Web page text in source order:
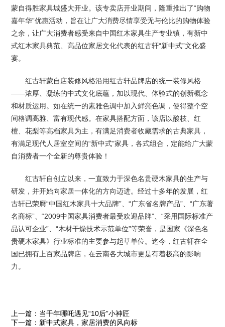
蒙自得胜家具城盛大开业。该专卖店开业期间，隆重推出了“购物
嘉年华”优惠活动，旨在让广大消费尽情享受无与伦比的购物体验
之余，让广大消费者感受来自中国红木家具生产专业镇，有新中
式红木家具典范、高品位家居文化代表的红古轩“新中式”文化盛
宴。
红古轩蒙自店装修风格沿用红古轩品牌店的统一装修风格
——浓厚、凝练的中式文化底蕴，加以现代、体验式的创新概念
和材质运用。如在统一的素雅色调中加入鲜亮色调，使得整个空
间格调高雅、富有现代感。在家具搭配方面，该店以酸枝、红
檀、花梨等高档家具为主，有满足消费者收藏需求的古典家具，
有满足现代人居室空间的“新中式”家具，各式组合，定能给广大蒙
自消费者一个全新的尊贵体验！
红古轩自创立以来，一直致力于深色名贵硬木家具的生产与
研发，并开始向家居一体化的方向迈进。经过十多年的发展，红
古轩已荣膺“中国红木家具十大品牌”、“广东省名牌产品”、“广东著
名商标”、“2009中国家具消费者最受欢迎品牌”、“采用国际标准产
品认可企业”、“木材干燥技术示范单位”等荣誉，是国家《深色名
贵硬木家具》行业标准的主要参与起草单位。迄今，红古轩在全
国已拥有上百家品牌店，在云南各大城市更是有着极高的影响
力。
上一篇：当千年哪吒遇见“10后”小神匠
下一篇：新中式家具，家居消费的风向标